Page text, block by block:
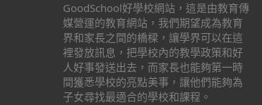
GoodSchool好學校網站，這是由教育傳
媒營運的教育網站，我們期望成為教育
界和家長之間的橋樑，讓學界可以在這
裡發放訊息，把學校內的教學政策和好
人好事發送出去，而家長也能夠第一時
間獲悉學校的亮點美事，讓他們能夠為
子女尋找最適合的學校和課程。